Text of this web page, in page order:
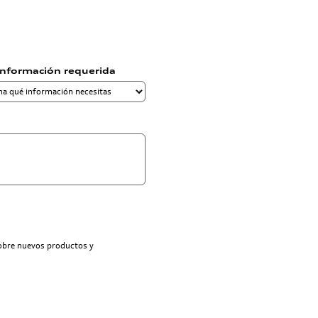
requerida
nuevos productos y